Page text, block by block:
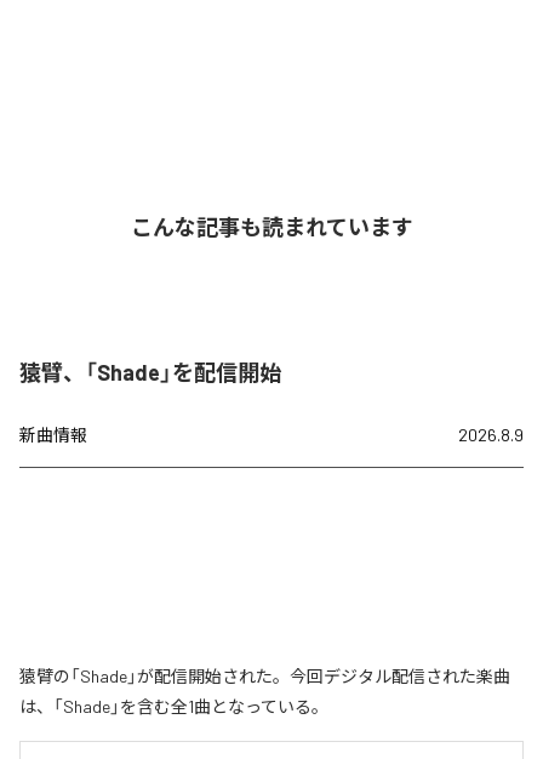
こんな記事も読まれています
猿臂、「Shade」を配信開始
新曲情報 2026.8.9
猿臂の「Shade」が配信開始された。今回デジタル配信された楽曲
は、「Shade」を含む全1曲となっている。